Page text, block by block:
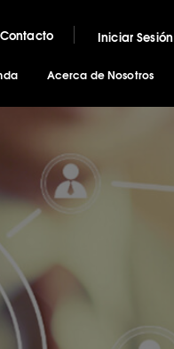
Contacto Iniciar Sesión
Acerca de Nosotros